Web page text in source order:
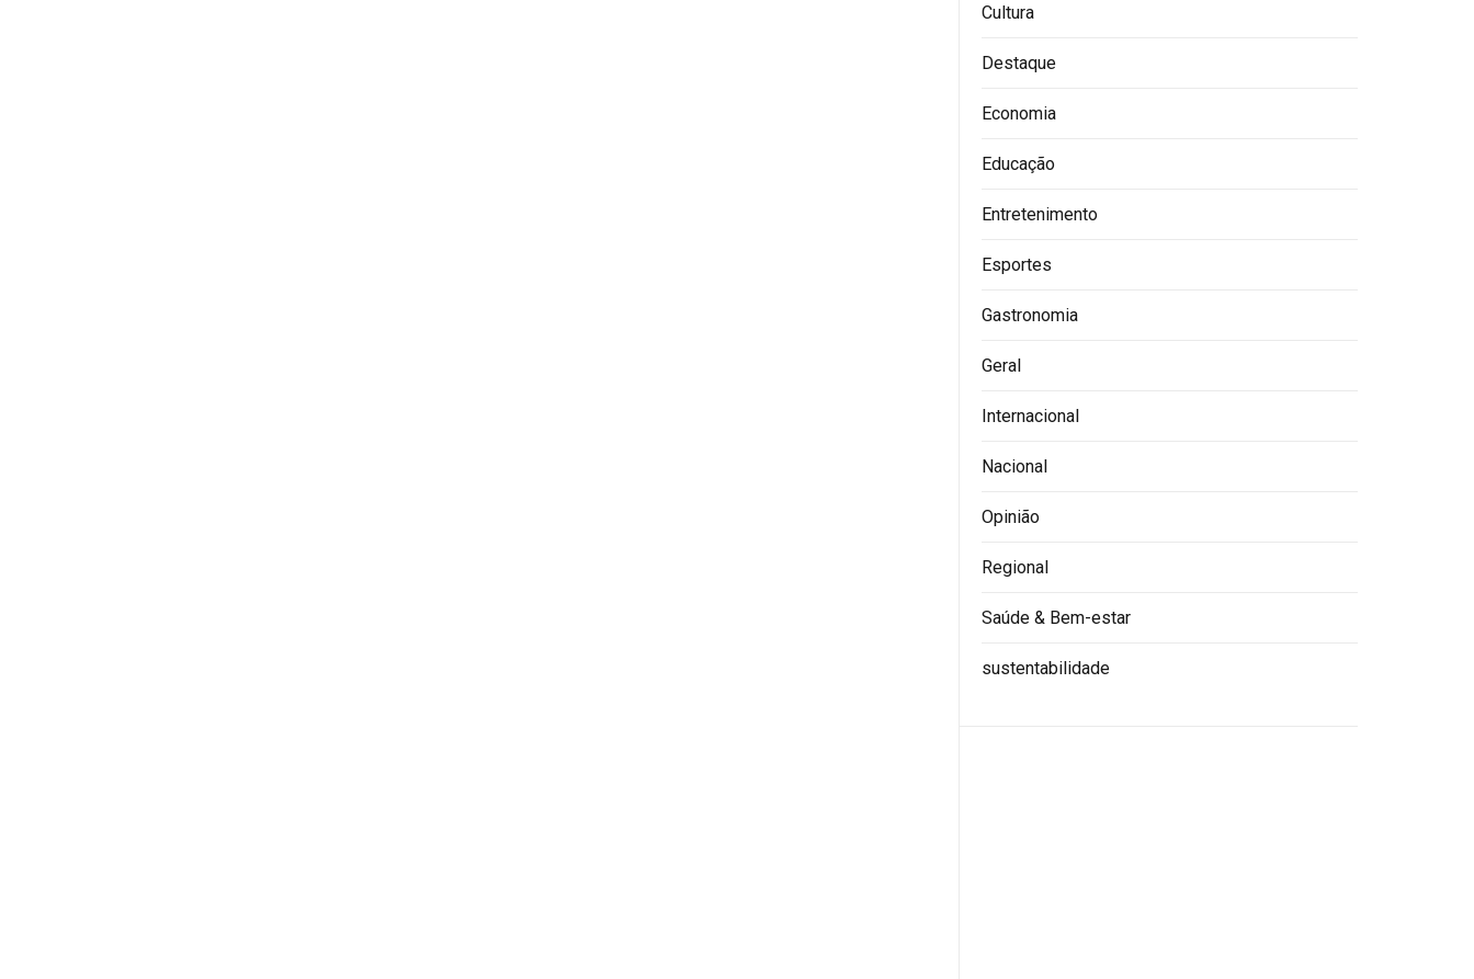
Cultura
Destaque
Economia
Educação
Entretenimento
Esportes
Gastronomia
Geral
Internacional
Nacional
Opinião
Regional
Saúde & Bem-estar
sustentabilidade